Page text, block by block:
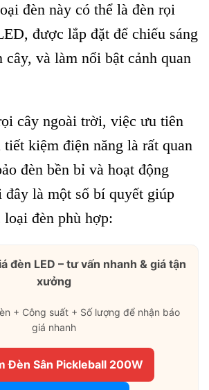
đèn này có thể là đèn rọi
được lắp đặt để chiếu sáng
cây, và làm nổi bật cảnh quan
cây ngoài trời, việc ưu tiên
kiệm điện năng là rất quan
đèn bền bỉ và hoạt động
là một số bí quyết giúp
đèn phù hợp:
đèn LED – tư vấn nhanh & giá tận
xưởng
+ Công suất + Số lượng để nhận báo
giá nhanh
Đèn Sân Pickleball 200W